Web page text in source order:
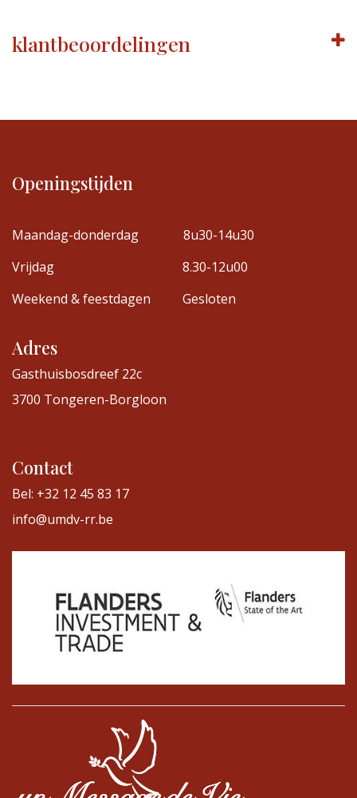
klantbeoordelingen
Openingstijden
Maandag-donderdag
8u30-14u30
Vrijdag
8.30-12u00
Weekend & feestdagen
Gesloten
Adres
Gasthuisbosdreef 22c
3700 Tongeren-Borgloon
Contact
Bel: +32 12 45 83 17
info@umdv-rr.be